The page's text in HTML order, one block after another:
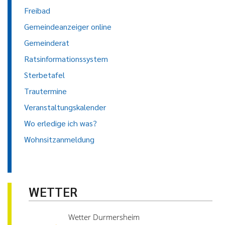
Freibad
Gemeindeanzeiger online
Gemeinderat
Ratsinformationssystem
Sterbetafel
Trautermine
Veranstaltungskalender
Wo erledige ich was?
Wohnsitzanmeldung
WETTER
Wetter Durmersheim